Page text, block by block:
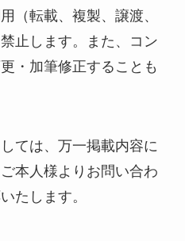
（転載、複製、譲渡、
止します。また、コン
・加筆修正することも
ては、万一掲載内容に
本人様よりお問い合わ
たします。